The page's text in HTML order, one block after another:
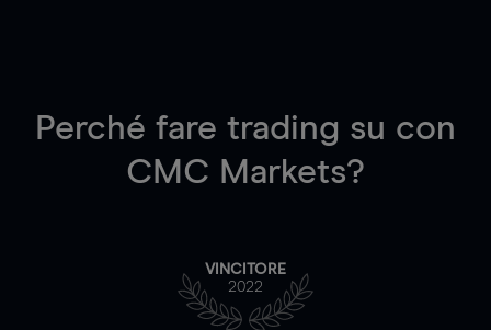
Perché fare trading su con
CMC Markets?
VINCITORE
2022